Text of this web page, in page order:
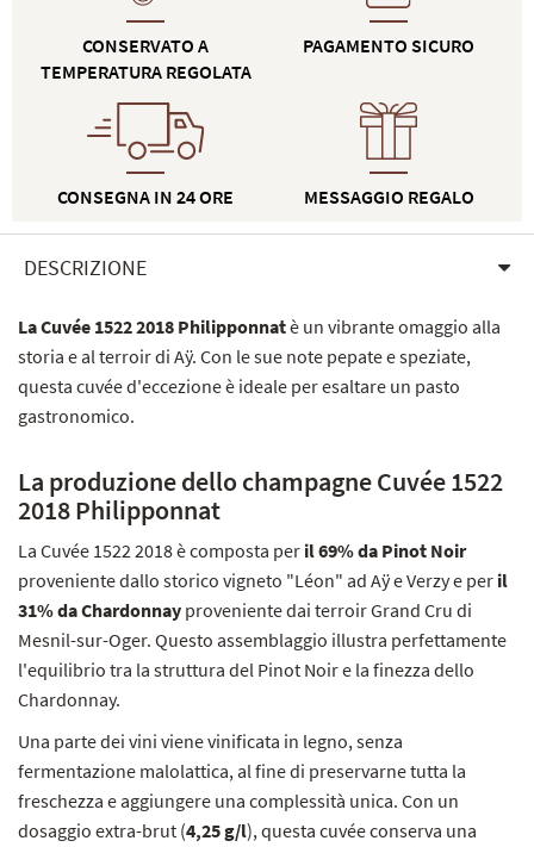
CONSERVATO A
TEMPERATURA REGOLATA
CONSEGNA IN 24 ORE
PAGAMENTO SICURO
MESSAGGIO REGALO
DESCRIZIONE
La Cuvée 1522 2018 Philipponnatè un vibrante omaggio alla
storia e al terroir di Aÿ. Con le sue note pepate e speziate,
questa cuvée d'eccezione è ideale per esaltare un pasto
gastronomico.
La produzione dello champagne Cuvée 1522
2018 Philipponnat
La Cuvée 1522 2018 è composta per il 69% da Pinot Noir
proveniente dallo storico vigneto "Léon" ad Aÿ e Verzy e per il
31% da Chardonnay proveniente dai terroir Grand Cru di
Mesnil-sur-Oger. Questo assemblaggio illustra perfettamente
l'equilibrio tra la struttura del Pinot Noir e la finezza dello
Chardonnay.
Una parte dei vini viene vinificata in legno, senza
fermentazione malolattica, al fine di preservarne tutta la
freschezza e aggiungere una complessità unica. Con un
dosaggio extra-brut (4,25 g/l), questa cuvée conserva una